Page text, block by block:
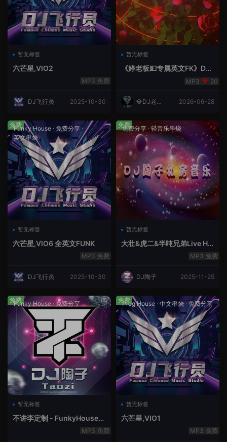
暂无标签
六芒星,VIO2
免费
DJ飞行员 2025-10-30
暂无标签
《婷老板💵专属英文FK》DJ
20
💎DJ老王
2026-06-28
Funky House · 免费分享·
英文串烧
暂无标签
六芒星,VIO6 全英文FUNK
免费
DJ飞行员 2025-10-30
免费 免费分享 ·轻音乐串烧
暂无标签
大壮&虎二&半吨兄弟Live Ho
免费
DJ陶子 2025-11-25
免费
Funky House·免费分享
暂无标签
不讲李定制 - FunkyHouse全
免费
免费 Prog House · 中文串烧·免费分享
暂无标签
六芒星,VIO1
免费
免费